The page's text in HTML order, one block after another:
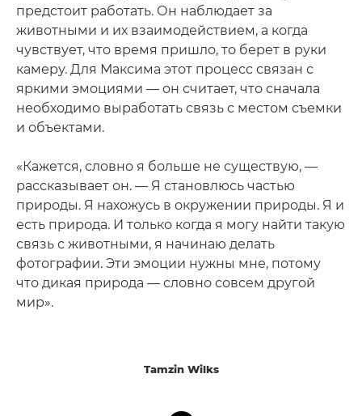
предстоит работать. Он наблюдает за
животными и их взаимодействием, а когда
чувствует, что время пришло, то берет в руки
камеру. Для Максима этот процесс связан с
яркими эмоциями — он считает, что сначала
необходимо выработать связь с местом съемки
и объектами.
«Кажется, словно я больше не существую, —
рассказывает он. — Я становлюсь частью
природы. Я нахожусь в окружении природы. Я и
есть природа. И только когда я могу найти такую
связь с животными, я начинаю делать
фотографии. Эти эмоции нужны мне, потому
что дикая природа — словно совсем другой
мир».
Tamzin Wilks